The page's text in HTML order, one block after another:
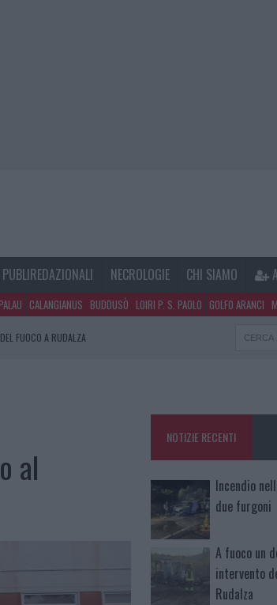
PUBLIREDAZIONALI NECROLOGIE CHI SIAMO
PALAU CALANGIANUS BUDDUSÒ LOIRI P. S. PAOLO GOLFO ARANCI
FUOCO A RUDALZA
FA
al
NOTIZIE RECENTI
Incendio
due furgoni
A fuoco un
intervento
Rudalza